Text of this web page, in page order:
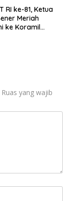
RI ke-81, Ketua
Meriah
ke Koramil
Ruas yang wajib